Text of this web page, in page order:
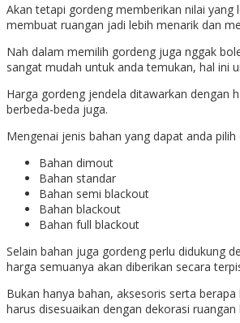
Akan tetapi gordeng memberikan nilai
membuat ruangan jadi lebih menarik dan
Nah dalam memilih gordeng juga nggak
sangat mudah untuk anda temukan, hal ini
Harga gordeng jendela ditawarkan dengan
berbeda-beda juga.
Mengenai jenis bahan yang dapat anda pilih
Bahan dimout
Bahan standar
Bahan semi blackout
Bahan blackout
Bahan full blackout
Selain bahan juga gordeng perlu didukung
harga semuanya akan diberikan secara
Bukan hanya bahan, aksesoris serta
harus disesuaikan dengan dekorasi